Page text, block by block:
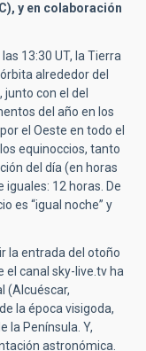
y en colaboración
13:30 UT, la Tierra
alrededor del
con el del
del año en los
el Oeste en todo el
equinoccios, tanto
del día (en horas
12 horas. De
es “igual noche” y
la entrada del otoño
el canal sky-live.tv ha
(Alcuéscar,
la época visigoda,
la Península. Y,
astronómica.